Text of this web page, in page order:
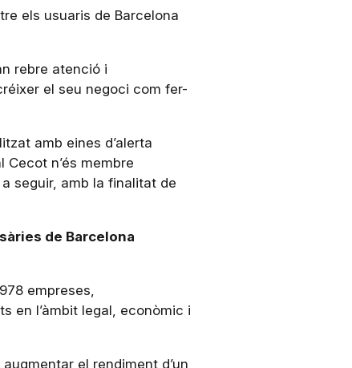
els usuaris de Barcelona
rebre atenció i
el seu negoci com fer-
amb eines d’alerta
n’és membre
seguir, amb la finalitat de
de Barcelona
empreses,
en l’àmbit legal, econòmic i
el rendiment d’un